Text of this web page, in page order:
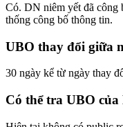
Có. DN niêm yết đã
thống công bố thông tin.
UBO thay đổi giữa
30 ngày kể từ ngày thay
Có thể tra UBO